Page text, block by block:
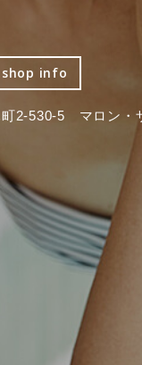
shop info
2-530-5 マロン・